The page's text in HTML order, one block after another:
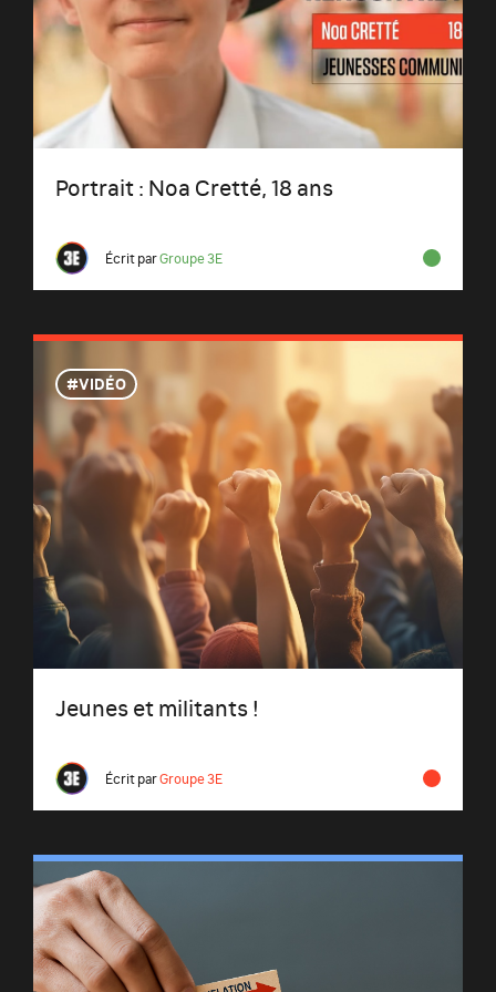
Portrait : Noa Cretté, 18 ans
Écrit parGroupe 3E
VIDÉO
Jeunes et militants !
Écrit parGroupe 3E